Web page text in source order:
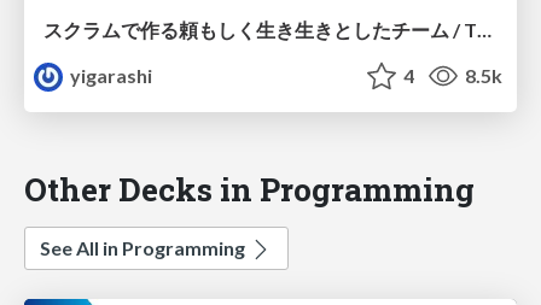
スクラムで作る頼もしく生き生きとしたチーム / The lively trustworthy team by scrum
yigarashi
4 8.5k
Other Decks in Programming
See All in Programming